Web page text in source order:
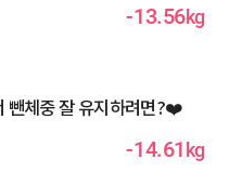
-13.56kg
뺀체중 잘 유지하려면?❤️
-14.61 kg